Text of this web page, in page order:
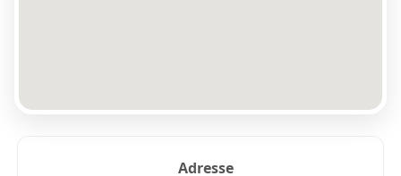
Adresse